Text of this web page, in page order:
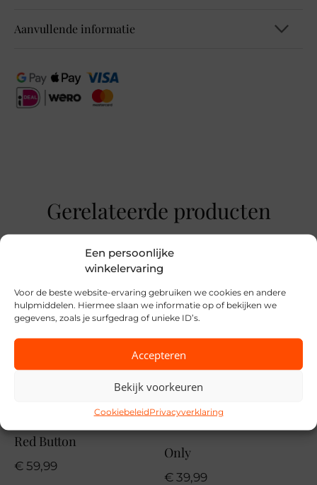
Een persoonlijke
winkelervaring
Voor de beste website-ervaring gebruiken we cookies en andere
hulpmiddelen. Hiermee slaan we informatie op of bekijken we
gegevens, zoals je surfgedrag of unieke ID’s.
Accepteren
Bekijk voorkeuren
CookiebeleidPrivacyverklaring
Mid Waist
Flare Fit
Super Stretch
Aanvullende informatie
8681108099114
VZ26
MPN
Gerelateerde producten
Red Button
€ 59,99
Only
€ 39,99